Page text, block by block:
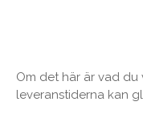
Om det här är vad
leveranstiderna kan